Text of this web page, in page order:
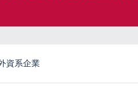
資系企業